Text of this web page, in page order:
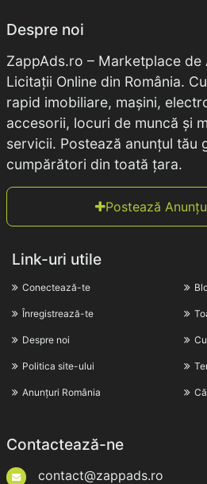
Despre noi
ZappAds.ro – Marketplace de
Licitații Online din România.
rapid imobiliare, mașini,
accesorii, locuri de muncă și
servicii. Postează anunțul tău
cumpărători din toată țara.
Postează
Link-uri utile
Conectează-te
Înregistrează-te
Despre noi
Politica site-ului
Anunțuri România
Contactează-ne
contact@zappads.ro